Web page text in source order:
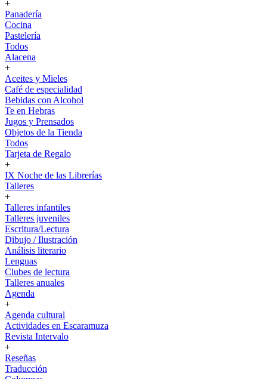
+
Panadería
Cocina
Pastelería
Todos
Alacena
+
Aceites y Mieles
Café de especialidad
Bebidas con Alcohol
Te en Hebras
Jugos y Prensados
Objetos de la Tienda
Todos
Tarjeta de Regalo
+
IX Noche de las Librerías
Talleres
+
Talleres infantiles
Talleres juveniles
Escritura/Lectura
Dibujo / Ilustración
Análisis literario
Lenguas
Clubes de lectura
Talleres anuales
Agenda
+
Agenda cultural
Actividades en Escaramuza
Revista Intervalo
+
Reseñas
Traducción